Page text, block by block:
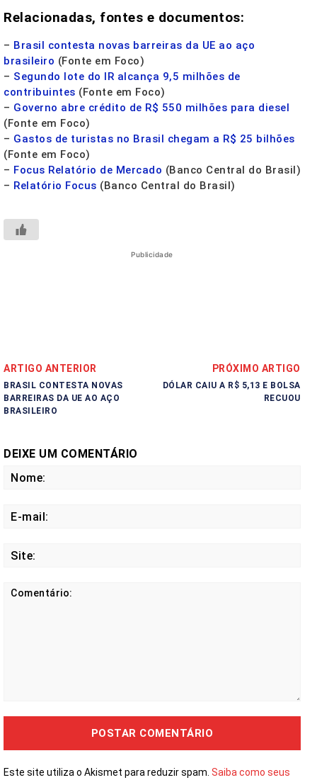
Relacionadas, fontes e documentos:
– Brasil contesta novas barreiras da UE ao aço
brasileiro (Fonte em Foco)
– Segundo lote do IR alcança 9,5 milhões de
contribuintes (Fonte em Foco)
– Governo abre crédito de R$ 550 milhões para diesel
(Fonte em Foco)
– Gastos de turistas no Brasil chegam a R$ 25 bilhões
(Fonte em Foco)
– Focus Relatório de Mercado (Banco Central do Brasil)
– Relatório Focus (Banco Central do Brasil)
Publicidade
ARTIGO ANTERIOR
BRASIL CONTESTA NOVAS
BARREIRAS DA UE AO AÇO
BRASILEIRO
PRÓXIMO ARTIGO
DÓLAR CAIU A R$ 5,13 E BOLSA
RECUOU
DEIXE UM COMENTÁRIO
Este site utiliza o Akismet para reduzir spam. Saiba como seus